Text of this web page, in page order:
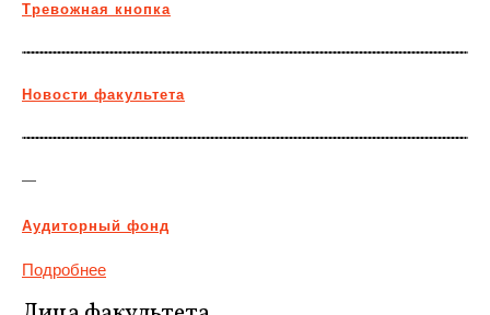
Тревожная кнопка
Новости факультета
—
Аудиторный фонд
Подробнее